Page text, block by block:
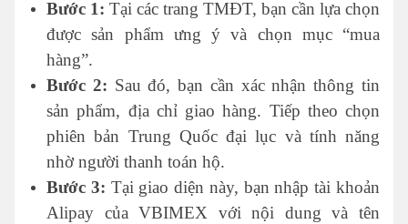
Bước 1: Tại các trang TMĐT, bạn cần lựa chọn
được sản phẩm ưng ý và chọn mục “mua
hàng”.
Bước 2: Sau đó, bạn cần xác nhận thông tin
sản phẩm, địa chỉ giao hàng. Tiếp theo chọn
phiên bản Trung Quốc đại lục và tính năng
nhờ người thanh toán hộ.
Bước 3: Tại giao diện này, bạn nhập tài khoản
Alipay của VBIMEX với nội dung và tên